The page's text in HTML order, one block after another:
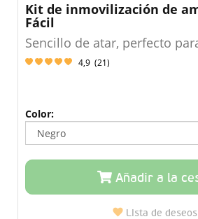
Kit de inmovilización de
Fácil
Sencillo de atar, perfecto
4,9 (21)
Color:
Añadir a la
Lista de deseos